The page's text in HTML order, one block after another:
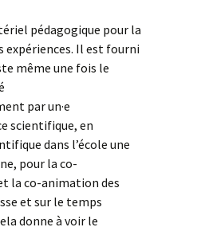
pédagogique pour la
expériences. Il est fourni
même une fois le
par un·e
scientifique, en
dans l’école une
pour la co-
la co-animation des
et sur le temps
donne à voir le